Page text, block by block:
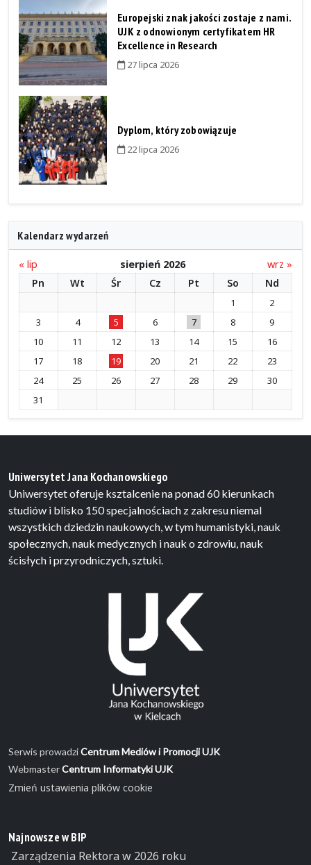
Europejski znak jakości zostaje z nami.
UJK z odnowionym certyfikatem HR
Excellence in Research
27 lipca 2026
Dyplom, który zobowiązuje
22 lipca 2026
Kalendarz wydarzeń
« lip sierpień 2026
wrz »
Pn
Wt Śr Cz Pt So Nd
1
2
3
4 5 6 7 8
9
10
11 12 13 14 15
16
17
18 19 20 21 22
23
24
25 26 27 28 29
30
31
Uniwersytet Jana Kochanowskiego
Uniwersytet oferuje ksztalcenie na ponad 60 kierunkach
studiów i blisko 150 specjalnościach z zakresu niemal
wszystkich dziedzin naukowych, w tym humanistyki, nauk
społecznych, nauk medycznych i nauk o zdrowiu, nauk
ścisłych i przyrodniczych, sztuki.
Serwis prowadziCentrum Mediów i Promocji UJK
WebmasterCentrum Informatyki UJK
Zmień ustawienia plików cookie
Najnowsze w BIP
Zarządzenia Rektora w 2026 roku